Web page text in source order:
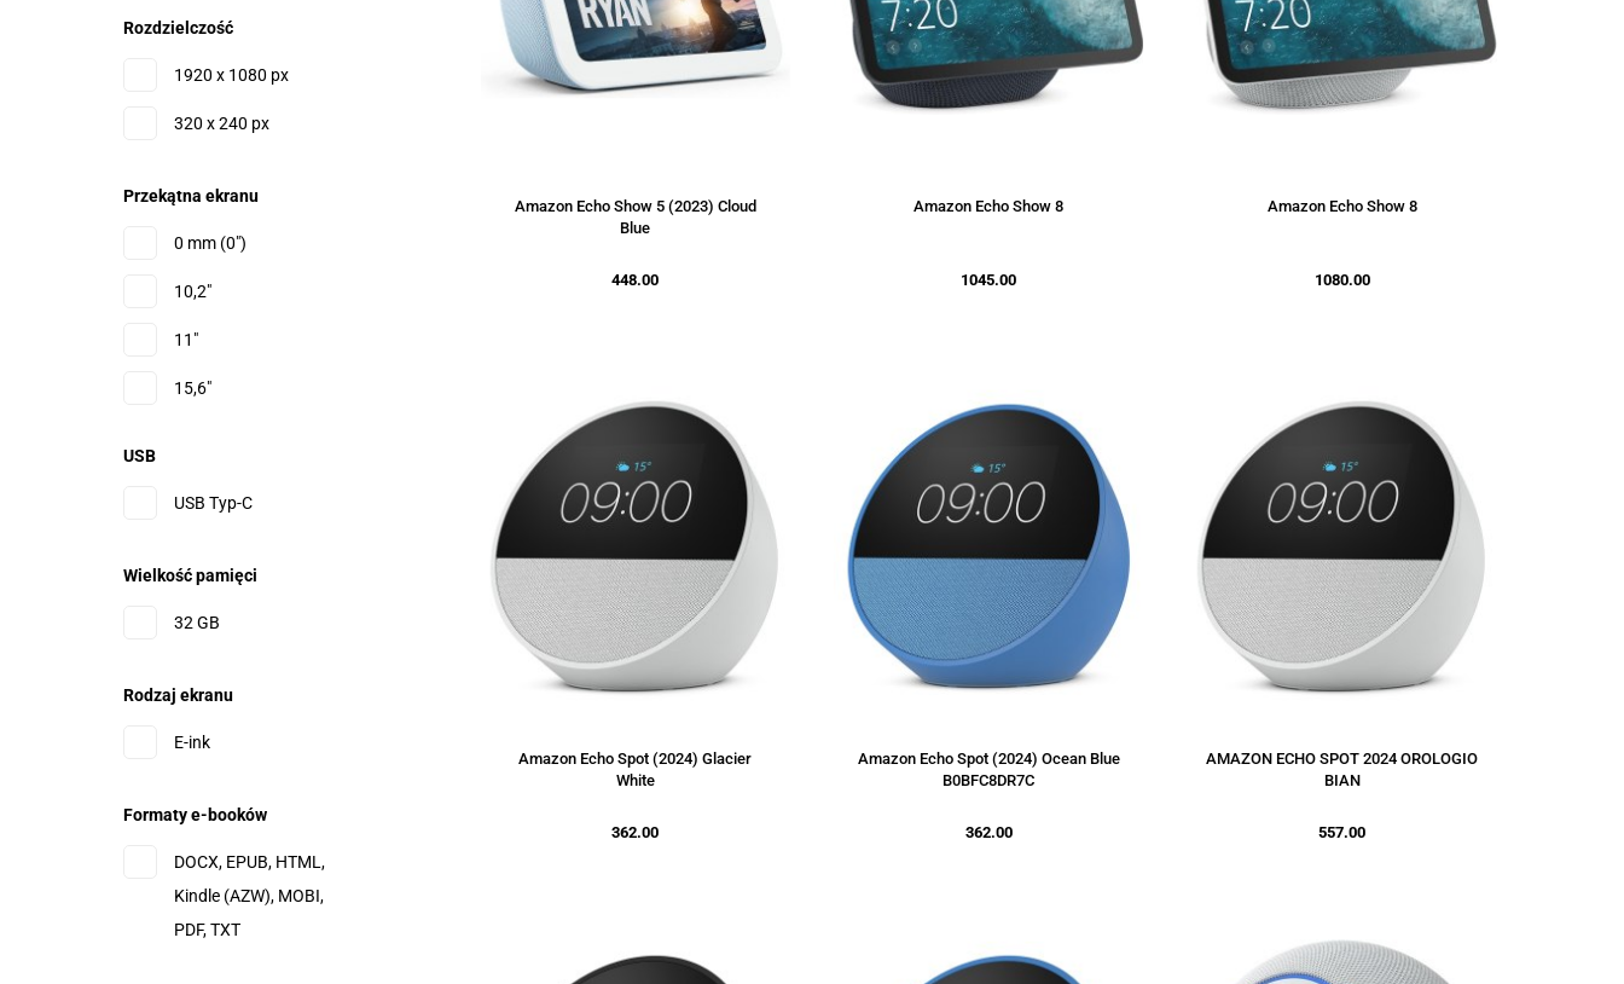
Rozdzielczość
1920 x 1080 px
320 x 240 px
Przekątna ekranu
0 mm (0")
10,2"
11"
15,6"
7"
8,7"
USB
USB Typ-C
Wielkość pamięci
32 GB
Rodzaj ekranu
E-ink
Formaty e-booków
DOCX, EPUB, HTML,
Kindle (AZW), MOBI,
PDF, TXT
Amazon Echo Show 5 (2023) Cloud
Blue
448.00
Amazon Echo Show 8
1045.00
Amazon Echo Show 8
1080.00
Amazon Echo Spot (2024) Glacier
White
362.00
Amazon Echo Spot (2024) Ocean Blue
B0BFC8DR7C
362.00
AMAZON ECHO SPOT 2024 OROLOGIO
BIAN
557.00